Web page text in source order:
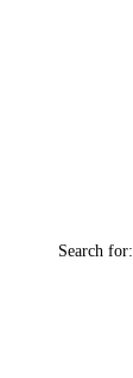
Search for: